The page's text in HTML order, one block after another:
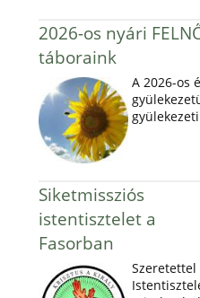
2026-os nyári
táboraink
A 2026-os
Siketmissziós
istentisztelet a
Fasorban